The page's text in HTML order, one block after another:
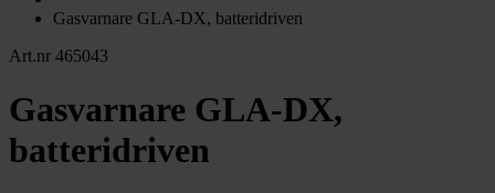
Värme chevron_right
Vatten
Grill & Fritid chevron_right
Lacanche
Gasvarnare GLA-DX, batteridriven
Art.nr 465043
Gasvarnare GLA-DX,
batteridriven